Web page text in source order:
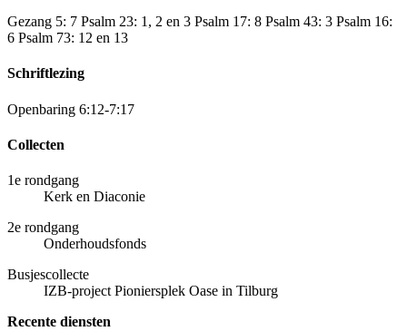
Gezang 5: 7 Psalm 23: 1, 2 en 3 Psalm 17: 8 Psalm 43: 3 Psalm 16:
6 Psalm 73: 12 en 13
Schriftlezing
Openbaring 6:12-7:17
Collecten
1e rondgang
Kerk en Diaconie
2e rondgang
Onderhoudsfonds
Busjescollecte
IZB-project Pioniersplek Oase in Tilburg
Recente diensten